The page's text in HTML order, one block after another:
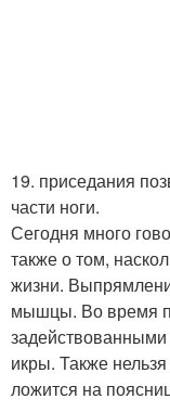
19. приседания
части ноги.
Сегодня много
также о том,
жизни.
мышцы. Во время
икры. Также
ложится на